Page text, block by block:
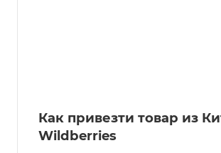
Как привезти товар из
Wildberries